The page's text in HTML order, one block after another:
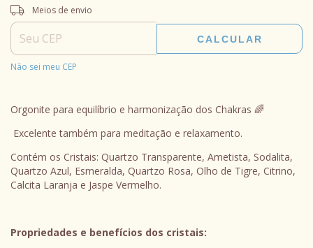
Entregas para o CEP:
Meios de envio
CALCULAR
Não sei meu CEP
Orgonite para equilíbrio e harmonização dos Chakras 🌈
Excelente também para meditação e relaxamento.
Contém os Cristais: Quartzo Transparente, Ametista, Sodalita,
Quartzo Azul, Esmeralda, Quartzo Rosa, Olho de Tigre, Citrino,
Calcita Laranja e Jaspe Vermelho.
Propriedades e benefícios dos cristais: